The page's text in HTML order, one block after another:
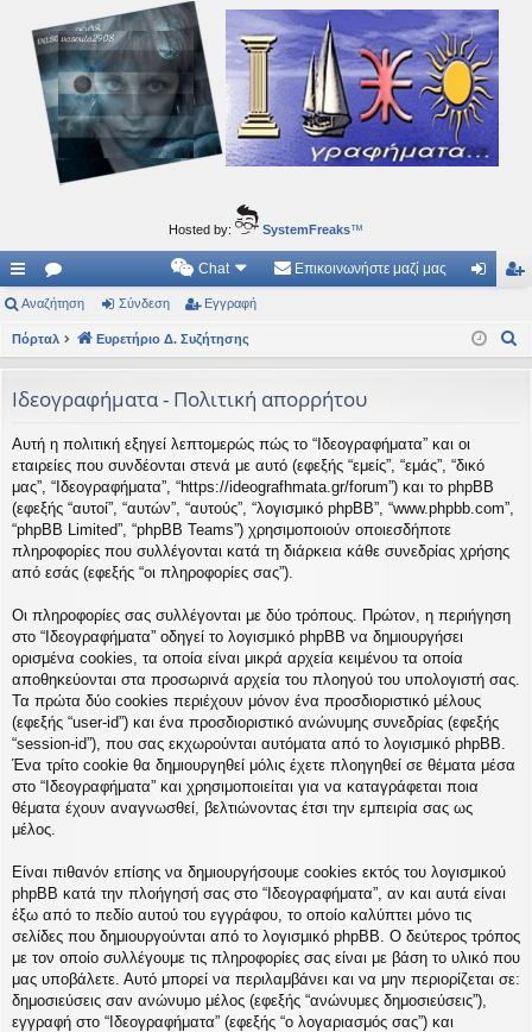
Ιδεογραφήματα
Αυτός ο τόπος φιλοδοξεί να ανοίγει μονοπάτια για τα συναρπαστικά και όμορφα ταξίδια του
Hosted by: SystemFreaks™
ρή
γο
ς
συ
νδ
έσ
εις
.
Συ
τή
σε
ις
Chat Επικοινωνήστε μαζί μας
δε ρα
Αναζήτηση Σύνδεση Εγγραφή
Πόρταλ Ευρετήριο Δ. Συζήτησης
Ιδεογραφήματα - Πολιτική απορρήτου
Αυτή η πολιτική εξηγεί λεπτομερώς πώς το “Ιδεογραφήματα” και οι
εταιρείες που συνδέονται στενά με αυτό (εφεξής “εμείς”, “εμάς”, “δικό
μας”, “Ιδεογραφήματα”, “https://ideografhmata.gr/forum”) και το phpBB
(εφεξής “αυτοί”, “αυτών”, “αυτούς”, “λογισμικό phpBB”, “www.phpbb.com”,
“phpBB Limited”, “phpBB Teams”) χρησιμοποιούν οποιεσδήποτε
πληροφορίες που συλλέγονται κατά τη διάρκεια κάθε συνεδρίας χρήσης
από εσάς (εφεξής “οι πληροφορίες σας”).
Οι πληροφορίες σας συλλέγονται με δύο τρόπους. Πρώτον, η περιήγηση
στο “Ιδεογραφήματα” οδηγεί το λογισμικό phpBB να δημιουργήσει
ορισμένα cookies, τα οποία είναι μικρά αρχεία κειμένου τα οποία
αποθηκεύονται στα προσωρινά αρχεία του πλοηγού του υπολογιστή σας.
Τα πρώτα δύο cookies περιέχουν μόνον ένα προσδιοριστικό μέλους
(εφεξής “user-id”) και ένα προσδιοριστικό ανώνυμης συνεδρίας (εφεξής
“session-id”), που σας εκχωρούνται αυτόματα από το λογισμικό phpBB.
Ένα τρίτο cookie θα δημιουργηθεί μόλις έχετε πλοηγηθεί σε θέματα μέσα
στο “Ιδεογραφήματα” και χρησιμοποιείται για να καταγράφεται ποια
θέματα έχουν αναγνωσθεί, βελτιώνοντας έτσι την εμπειρία σας ως
μέλος.
Είναι πιθανόν επίσης να δημιουργήσουμε cookies εκτός του λογισμικού
phpBB κατά την πλοήγησή σας στο “Ιδεογραφήματα”, αν και αυτά είναι
έξω από το πεδίο αυτού του εγγράφου, το οποίο καλύπτει μόνο τις
σελίδες που δημιουργούνται από το λογισμικό phpBB. Ο δεύτερος τρόπος
με τον οποίο συλλέγουμε τις πληροφορίες σας είναι με βάση το υλικό που
μας υποβάλετε. Αυτό μπορεί να περιλαμβάνει και να μην περιορίζεται σε:
δημοσιεύσεις σαν ανώνυμο μέλος (εφεξής “ανώνυμες δημοσιεύσεις”),
εγγραφή στο “Ιδεογραφήματα” (εφεξής “ο λογαριασμός σας”) και